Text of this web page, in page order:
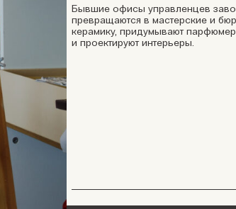
Бывшие офисы управленцев
превращаются в мастерские и
керамику, придумывают
и проектируют интерьеры.